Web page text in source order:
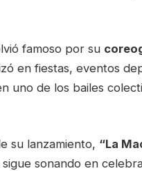
famoso por su
en fiestas, eventos
uno de los bailes
su lanzamiento, “La
sonando en